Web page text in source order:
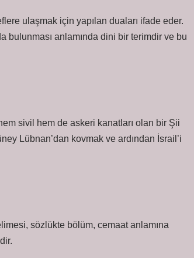
ulaşmak için yapılan duaları ifade eder.
bulunması anlamında dini bir terimdir ve bu
Lübnan’dan kovmak ve ardından İsrail’i
sözlükte bölüm, cemaat anlamına